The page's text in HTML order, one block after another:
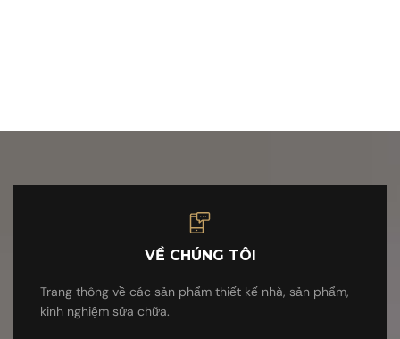
VỀ CHÚNG TÔI
Trang thông về các sản phẩm thiết kế nhà, sản phẩm,
kinh nghiệm sửa chữa.